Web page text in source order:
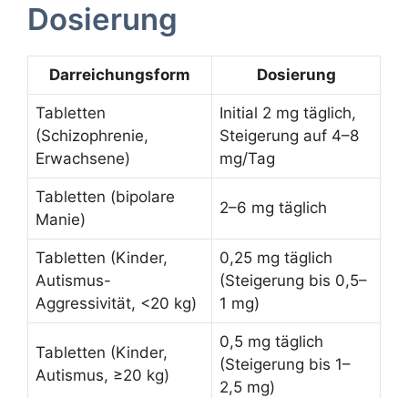
Dosierung
Darreichungsform Dosierung
Tabletten
(Schizophrenie,
Erwachsene)
Initial 2 mg täglich,
Steigerung auf 4–8
mg/Tag
Tabletten (bipolare
Manie)
2–6 mg täglich
Tabletten (Kinder,
Autismus-
Aggressivität, <20 kg)
0,25 mg täglich
(Steigerung bis 0,5–
1 mg)
Tabletten (Kinder,
Autismus, ≥20 kg)
0,5 mg täglich
(Steigerung bis 1–
2,5 mg)